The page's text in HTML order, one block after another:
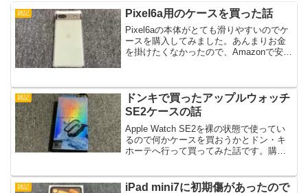
雑記 Pixel6a用のケースを買った話
Pixel6aの本体がとても滑りやすいのでケ
ースを購入してみました。あんまりお金
を掛けたくなかったので、Amazonで安そ
いケ...
雑記
ドンキで買ったアップルウォッチ
SE2ケースの話
Apple Watch SE2を裸の状態で使ってい
るので何かケースを買おうかとドン・キ
ホーテへ行って買ってみた話です。購入
スです。使ってみてどんな感...
雑記
iPad mini7に初期傷があったので